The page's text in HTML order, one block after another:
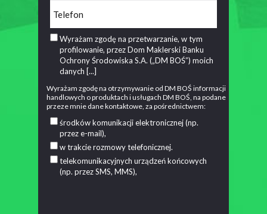
Wyrażam zgodę na przetwarzanie, w tym
profilowanie, przez Dom Maklerski Banku
Ochrony Środowiska S.A. („DM BOŚ”) moich
danych [...]
środków komunikacji elektronicznej (np.
przez e-mail),
w trakcie rozmowy telefonicznej.
telekomunikacyjnych urządzeń końcowych
(np. przez SMS, MMS),
Wyrażam zgodę na otrzymywanie od DM BOŚ informacji
handlowych o produktach i usługach DM BOŚ, na podane
przeze mnie dane kontaktowe, za pośrednictwem: